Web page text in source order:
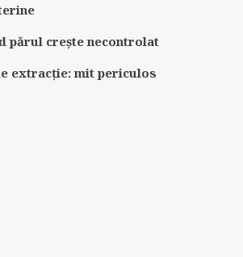
părul crește necontrolat
extracție: mit periculos